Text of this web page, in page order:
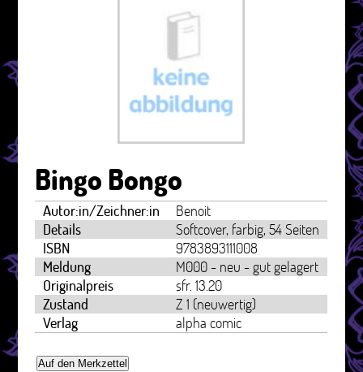
Bingo Bongo
Autor:in/Zeichner:in
Benoit
Details
Softcover, farbig, 54 Seiten
ISBN
9783893111008
Meldung
M000 - neu - gut gelagert
Originalpreis
sfr. 13.20
Zustand
Z 1 (neuwertig)
Verlag
alpha comic
Auf den Merkzettel